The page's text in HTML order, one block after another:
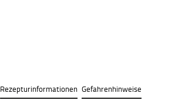
Rezepturinformationen Gefahrenhinweise